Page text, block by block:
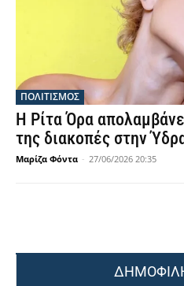
ΠΟΛΙΤΙΣΜΟΣ
Η Ρίτα Όρα
της διακοπές στην
Μαρίζα Φόντα - 27/06/2026 20:35